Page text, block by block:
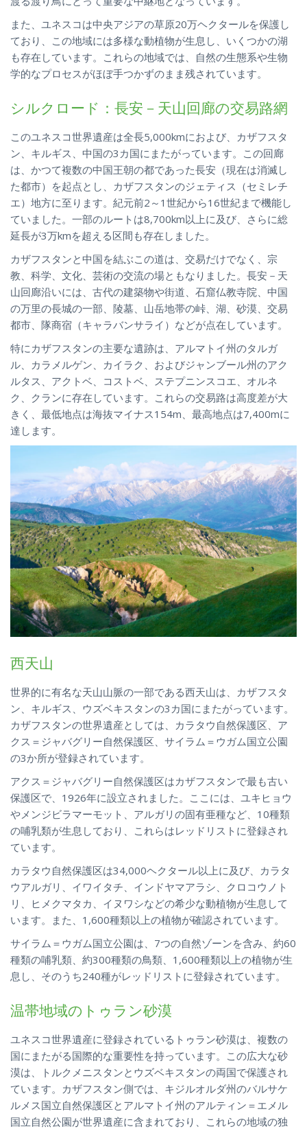
また、ユネスコは中央アジアの草原20万ヘクタールを保護し
ており、この地域には多様な動植物が生息し、いくつかの湖
も存在しています。これらの地域では、自然の生態系や生物
学的なプロセスがほぼ手つかずのまま残されています。
シルクロード：長安－天山回廊の交易路網
このユネスコ世界遺産は全長5,000kmにおよび、カザフスタ
ン、キルギス、中国の3カ国にまたがっています。この回廊
は、かつて複数の中国王朝の都であった長安（現在は消滅し
た都市）を起点とし、カザフスタンのジェティス（セミレチ
エ）地方に至ります。紀元前2～1世紀から16世紀まで機能し
ていました。一部のルートは8,700km以上に及び、さらに総
延長が3万kmを超える区間も存在しました。
カザフスタンと中国を結ぶこの道は、交易だけでなく、宗
教、科学、文化、芸術の交流の場ともなりました。長安－天
山回廊沿いには、古代の建築物や街道、石窟仏教寺院、中国
の万里の長城の一部、陵墓、山岳地帯の峠、湖、砂漠、交易
都市、隊商宿（キャラバンサライ）などが点在しています。
特にカザフスタンの主要な遺跡は、アルマトイ州のタルガ
ル、カラメルゲン、カイラク、およびジャンブール州のアク
ルタス、アクトベ、コストベ、ステプニンスコエ、オルネ
ク、クランに存在しています。これらの交易路は高度差が大
きく、最低地点は海抜マイナス154m、最高地点は7,400mに
達します。
西天山
世界的に有名な天山山脈の一部である西天山は、カザフスタ
ン、キルギス、ウズベキスタンの3カ国にまたがっています。
カザフスタンの世界遺産としては、カラタウ自然保護区、ア
クス＝ジャバグリー自然保護区、サイラム＝ウガム国立公園
の3か所が登録されています。
アクス＝ジャバグリー自然保護区はカザフスタンで最も古い
保護区で、1926年に設立されました。ここには、ユキヒョウ
やメンジビラマーモット、アルガリの固有亜種など、10種類
の哺乳類が生息しており、これらはレッドリストに登録され
ています。
カラタウ自然保護区は34,000ヘクタール以上に及び、カラタ
ウアルガリ、イワイタチ、インドヤマアラシ、クロコウノト
リ、ヒメクマタカ、イヌワシなどの希少な動植物が生息して
います。また、1,600種類以上の植物が確認されています。
サイラム＝ウガム国立公園は、7つの自然ゾーンを含み、約60
種類の哺乳類、約300種類の鳥類、1,600種類以上の植物が生
息し、そのうち240種がレッドリストに登録されています。
温帯地域のトゥラン砂漠
ユネスコ世界遺産に登録されているトゥラン砂漠は、複数の
国にまたがる国際的な重要性を持っています。この広大な砂
漠は、トルクメニスタンとウズベキスタンの両国で保護され
ています。カザフスタン側では、キジルオルダ州のバルサケ
ルメス国立自然保護区とアルマトイ州のアルティン＝エメル
国立自然公園が世界遺産に含まれており、これらの地域の独